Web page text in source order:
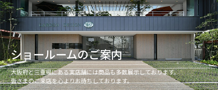
ショールームのご案内
大阪府と三重県にある実店舗には商品も多数展示しております。
皆さまのご来店を心よりお待ちしております。